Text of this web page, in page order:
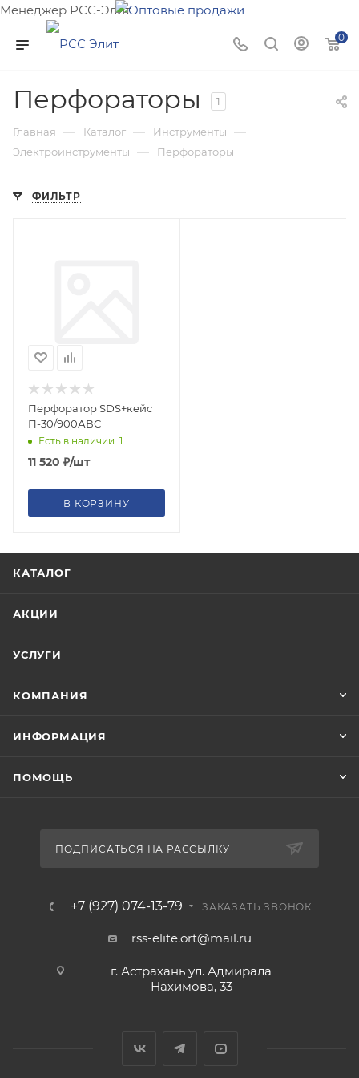
Менеджер РСС-Элит
Напишите нам и мы поможем подобрать товар именно
для Вас!
0
Перфораторы 1
Главная — Каталог — Инструменты —
Электроинструменты — Перфораторы
ФИЛЬТР
Перфоратор SDS+кейс
П-30/900АВС
Есть в наличии: 1
11 520 ₽/шт
В КОРЗИНУ
КАТАЛОГ
АКЦИИ
УСЛУГИ
КОМПАНИЯ
ИНФОРМАЦИЯ
ПОМОЩЬ
ПОДПИСАТЬСЯ НА РАССЫЛКУ
+7 (927) 074-13-79 ЗАКАЗАТЬ ЗВОНОК
rss-elite.ort@mail.ru
г. Астрахань ул. Адмирала
Нахимова, 33